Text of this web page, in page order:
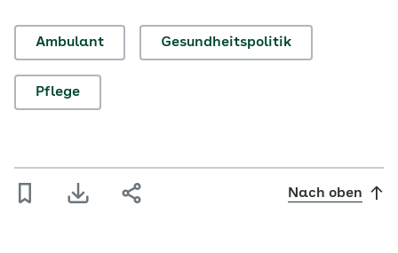
Ambulant Gesundheitspolitik
Pflege
Nach oben